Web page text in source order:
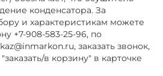
конденсатора. За
и характеристикам можете
+7-908-583-25-96, по
заказать звонок,
в корзину" в карточке